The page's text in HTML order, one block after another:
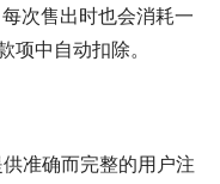
次售出时也会消耗一
中自动扣除。
准确而完整的用户注